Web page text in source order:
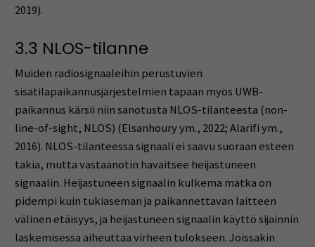
2019).
3.3 NLOS-tilanne
Muiden radiosignaaleihin perustuvien
sisätilapaikannusjärjestelmien tapaan myös UWB-
paikannus kärsii niin sanotusta NLOS-tilanteesta (non-
line-of-sight, NLOS) (Elsanhoury ym., 2022; Alarifi ym.,
2016). NLOS-tilanteessa signaali ei saavu suoraan esteen
takia, mutta vastaanotin havaitsee heijastuneen
signaalin. Heijastuneen signaalin kulkema matka on
pidempi kuin tukiaseman ja paikannettavan laitteen
välinen etäisyys, ja heijastuneen signaalin käyttö sijainnin
laskemisessa aiheuttaa virheen tulokseen. Joissakin